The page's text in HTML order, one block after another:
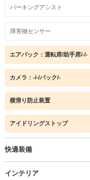
パーキングアシスト
障害物センサー
エアバック：運転席/助手席/-/-
カメラ：-/-/バック/-
横滑り防止装置
アイドリングストップ
快適装備
インテリア